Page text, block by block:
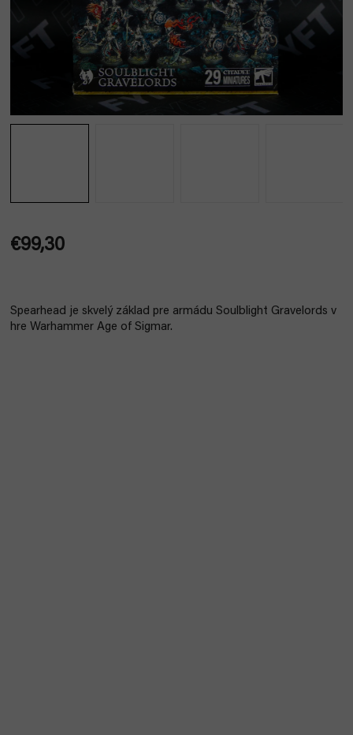
€99,30
Spearhead je skvelý základ pre armádu Soulblight Gravelords v
hre Warhammer Age of Sigmar.